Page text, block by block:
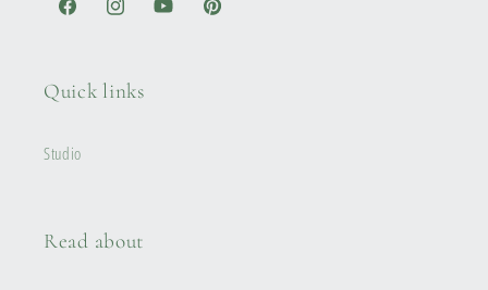
FacebookInstagramYouTube Pinterest
Quick links
Studio
Read about